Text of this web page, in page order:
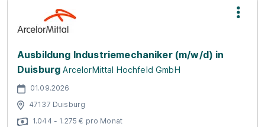
Ausbildung Industriemechaniker (m/w/d) in
Duisburg ArcelorMittal Hochfeld GmbH
01.09.2026
47137 Duisburg
1.044 - 1.275 € pro Monat